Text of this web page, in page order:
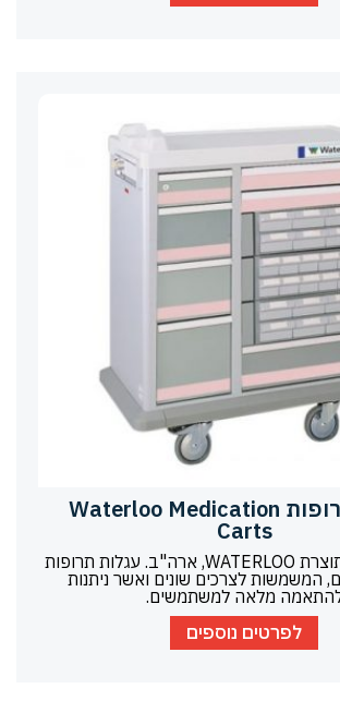
עגלות תרופות Waterloo Medication
Carts
עגלות תרופות תוצרת WATERLOO, ארה"ב. עגלות תרופות
המשמשות לצרכים שונים ואשר ניתנות
מלאה למשתמשים.
לפרטים נוספים